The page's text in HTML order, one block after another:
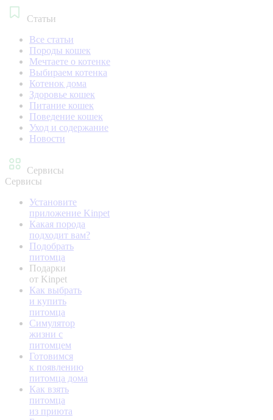
Статьи
Все статьи
Породы кошек
Мечтаете о котенке
Выбираем котенка
Котенок дома
Здоровье кошек
Питание кошек
Поведение кошек
Уход и содержание
Новости
Сервисы
Сервисы
Установите
приложение Kinpet
Какая порода
подходит вам?
Подобрать
питомца
Подарки
от Kinpet
Как выбрать
и купить
питомца
Симулятор
жизни с
питомцем
Готовимся
к появлению
питомца дома
Как взять
питомца
из приюта